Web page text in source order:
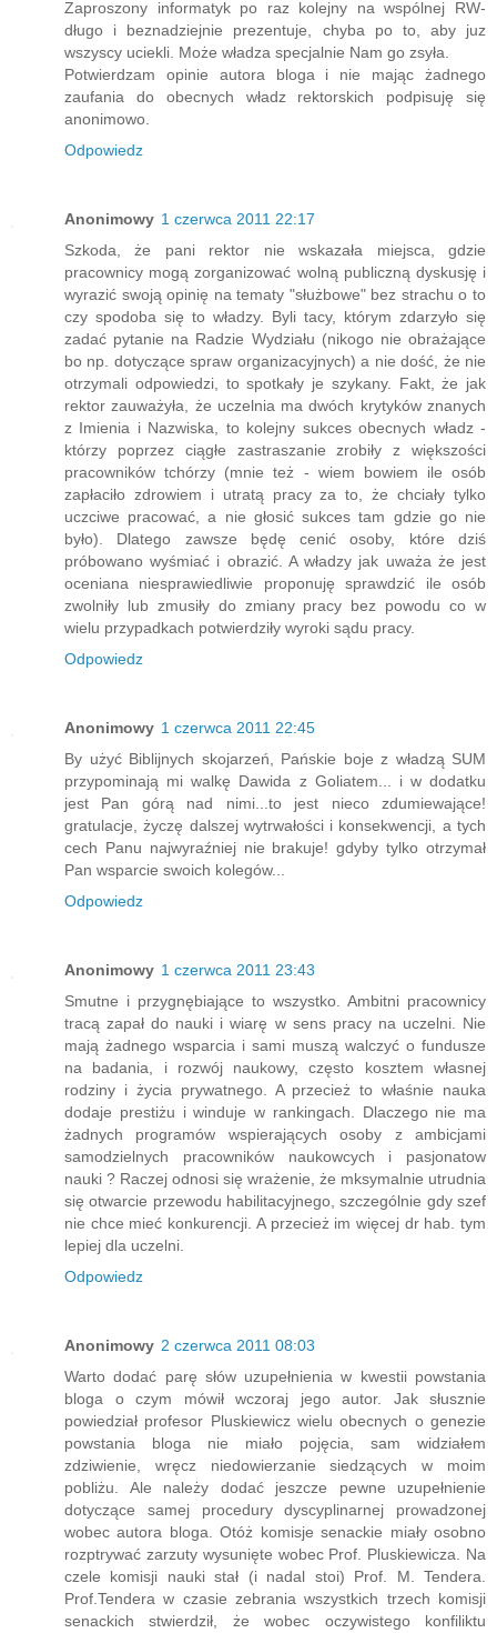
Zaproszony informatyk po raz kolejny na wspólnej RW-
długo i beznadziejnie prezentuje, chyba po to, aby juz
wszyscy uciekli. Może władza specjalnie Nam go zsyła.
Potwierdzam opinie autora bloga i nie mając żadnego
zaufania do obecnych władz rektorskich podpisuję się
anonimowo.
Odpowiedz
Anonimowy 1 czerwca 2011 22:17
Szkoda, że pani rektor nie wskazała miejsca, gdzie
pracownicy mogą zorganizować wolną publiczną dyskusję i
wyrazić swoją opinię na tematy "służbowe" bez strachu o to
czy spodoba się to władzy. Byli tacy, którym zdarzyło się
zadać pytanie na Radzie Wydziału (nikogo nie obrażające
bo np. dotyczące spraw organizacyjnych) a nie dość, że nie
otrzymali odpowiedzi, to spotkały je szykany. Fakt, że jak
rektor zauważyła, że uczelnia ma dwóch krytyków znanych
z Imienia i Nazwiska, to kolejny sukces obecnych władz -
którzy poprzez ciągłe zastraszanie zrobiły z większości
pracowników tchórzy (mnie też - wiem bowiem ile osób
zapłaciło zdrowiem i utratą pracy za to, że chciały tylko
uczciwe pracować, a nie głosić sukces tam gdzie go nie
było). Dlatego zawsze będę cenić osoby, które dziś
próbowano wyśmiać i obrazić. A władzy jak uważa że jest
oceniana niesprawiedliwie proponuję sprawdzić ile osób
zwolniły lub zmusiły do zmiany pracy bez powodu co w
wielu przypadkach potwierdziły wyroki sądu pracy.
Odpowiedz
Anonimowy 1 czerwca 2011 22:45
By użyć Biblijnych skojarzeń, Pańskie boje z władzą SUM
przypominają mi walkę Dawida z Goliatem... i w dodatku
jest Pan górą nad nimi...to jest nieco zdumiewające!
gratulacje, życzę dalszej wytrwałości i konsekwencji, a tych
cech Panu najwyraźniej nie brakuje! gdyby tylko otrzymał
Pan wsparcie swoich kolegów...
Odpowiedz
Anonimowy 1 czerwca 2011 23:43
Smutne i przygnębiające to wszystko. Ambitni pracownicy
tracą zapał do nauki i wiarę w sens pracy na uczelni. Nie
mają żadnego wsparcia i sami muszą walczyć o fundusze
na badania, i rozwój naukowy, często kosztem własnej
rodziny i życia prywatnego. A przecież to właśnie nauka
dodaje prestiżu i winduje w rankingach. Dlaczego nie ma
żadnych programów wspierających osoby z ambicjami
samodzielnych pracowników naukowcych i pasjonatow
nauki ? Raczej odnosi się wrażenie, że mksymalnie utrudnia
się otwarcie przewodu habilitacyjnego, szczególnie gdy szef
nie chce mieć konkurencji. A przecież im więcej dr hab. tym
lepiej dla uczelni.
Odpowiedz
Anonimowy 2 czerwca 2011 08:03
Warto dodać parę słów uzupełnienia w kwestii powstania
bloga o czym mówił wczoraj jego autor. Jak słusznie
powiedział profesor Pluskiewicz wielu obecnych o genezie
powstania bloga nie miało pojęcia, sam widziałem
zdziwienie, wręcz niedowierzanie siedzących w moim
pobliżu. Ale należy dodać jeszcze pewne uzupełnienie
dotyczące samej procedury dyscyplinarnej prowadzonej
wobec autora bloga. Otóż komisje senackie miały osobno
rozptrywać zarzuty wysunięte wobec Prof. Pluskiewicza. Na
czele komisji nauki stał (i nadal stoi) Prof. M. Tendera.
Prof.Tendera w czasie zebrania wszystkich trzech komisji
senackich stwierdził, że wobec oczywistego konfiliktu